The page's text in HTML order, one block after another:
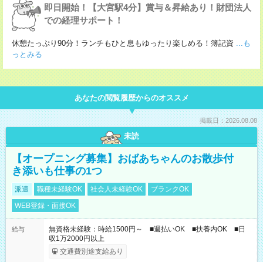
即日開始！【大宮駅4分】賞与＆昇給あり！財団法人
での経理サポート！
休憩たっぷり90分！ランチもひと息もゆったり楽しめる！簿記資 ...も
っとみる
あなたの閲覧履歴からのオススメ
掲載日：2026.08.08
未読
【オープニング募集】おばあちゃんのお散歩付
き添いも仕事の1つ
派遣 職種未経験OK 社会人未経験OK
ブランクOK
WEB登録・面接OK
給与
無資格未経験：時給1500円～ ■週払いOK ■扶養内OK ■日
収1万2000円以上
交通費別途支給あり